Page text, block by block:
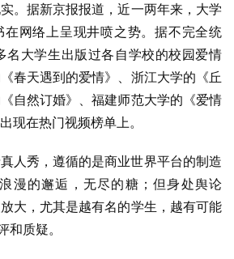
。据新京报报道，近一两年来，大学
网络上呈现井喷之势。据不完全统
名大学生出版过各自学校的校园爱情
春天遇到的爱情》、浙江大学的《丘
自然订婚》、福建师范大学的《爱情
现在热门视频榜单上。
人秀，遵循的是商业世界平台的制造
漫的邂逅，无尽的糖；但身处舆论
大，尤其是越有名的学生，越有可能
和质疑。